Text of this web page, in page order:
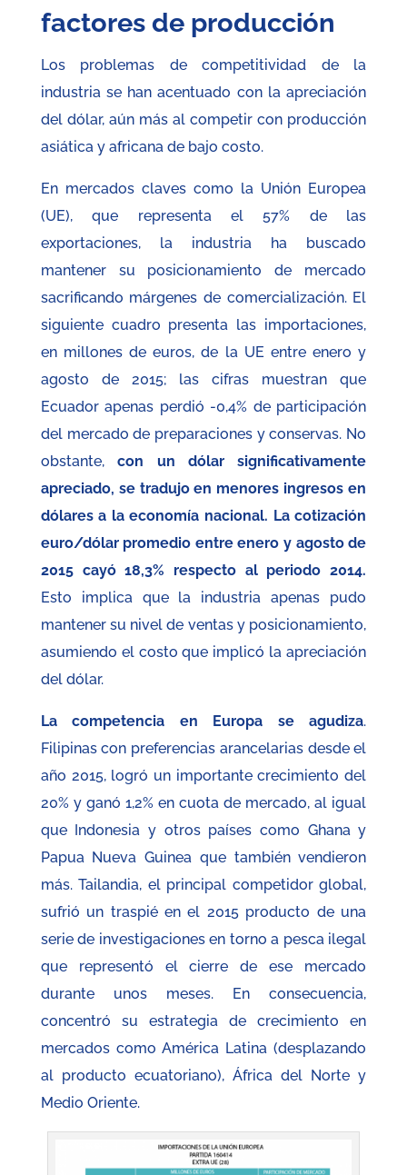
factores de producción
Los problemas de competitividad de la
industria se han acentuado con la apreciación
del dólar, aún más al competir con producción
asiática y africana de bajo costo.
En mercados claves como la Unión Europea
(UE), que representa el 57% de las
exportaciones, la industria ha buscado
mantener su posicionamiento de mercado
sacrificando márgenes de comercialización. El
siguiente cuadro presenta las importaciones,
en millones de euros, de la UE entre enero y
agosto de 2015; las cifras muestran que
Ecuador apenas perdió -0,4% de participación
del mercado de preparaciones y conservas. No
obstante,con un dólar significativamente
apreciado, se tradujo en menores ingresos en
dólares a la economía nacional. La cotización
euro/dólar promedio entre enero y agosto de
2015 cayó 18,3% respecto al periodo 2014.
Esto implica que la industria apenas pudo
mantener su nivel de ventas y posicionamiento,
asumiendo el costo que implicó la apreciación
del dólar.
La competencia en Europa se agudiza.
Filipinas con preferencias arancelarias desde el
año 2015, logró un importante crecimiento del
20% y ganó 1,2% en cuota de mercado, al igual
que Indonesia y otros países como Ghana y
Papua Nueva Guinea que también vendieron
más. Tailandia, el principal competidor global,
sufrió un traspié en el 2015 producto de una
serie de investigaciones en torno a pesca ilegal
que representó el cierre de ese mercado
durante unos meses. En consecuencia,
concentró su estrategia de crecimiento en
mercados como América Latina (desplazando
al producto ecuatoriano), África del Norte y
Medio Oriente.